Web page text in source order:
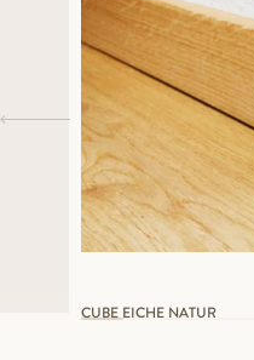
CUBE EICHE NATUR